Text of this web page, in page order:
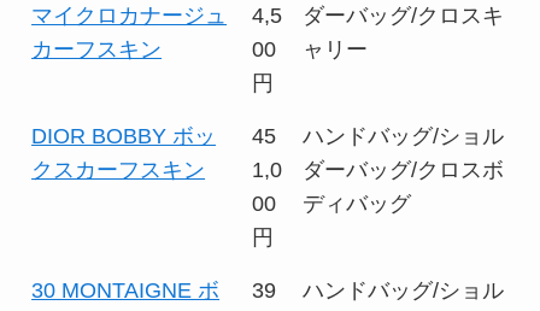
マイクロカナージュ
カーフスキン
4,5
00
円
ダーバッグ/クロスキ
ャリー
DIOR BOBBY ボッ
クスカーフスキン
45
1,0
00
円
ハンドバッグ/ショル
ダーバッグ/クロスボ
ディバッグ
30 MONTAIGNE ボ
39
ハンドバッグ/ショル